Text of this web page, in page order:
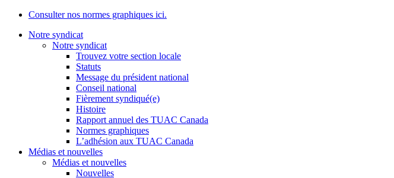
Consulter nos normes graphiques ici.
Notre syndicat
Notre syndicat
Trouvez votre section locale
Statuts
Message du président national
Conseil national
Fièrement syndiqué(e)
Histoire
Rapport annuel des TUAC Canada
Normes graphiques
L’adhésion aux TUAC Canada
Médias et nouvelles
Médias et nouvelles
Nouvelles